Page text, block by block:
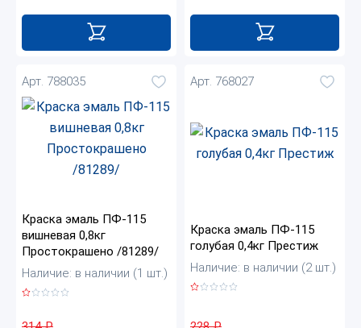
Арт. 788035
Краска эмаль ПФ-115
вишневая 0,8кг
Простокрашено /81289/
Наличие: в наличии (1 шт.)
Арт. 768027
Краска эмаль ПФ-115
голубая 0,4кг Престиж
Наличие: в наличии (2 шт.)